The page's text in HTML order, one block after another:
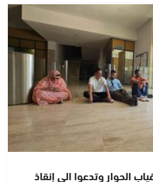
الحوار وتدعوا الى إنقاذ